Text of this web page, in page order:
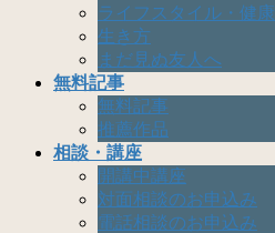
ライフスタイル・健康
生き方
まだ見ぬ友人へ
無料記事
無料記事
推薦作品
相談・講座
開講中講座
対面相談のお申込み
電話相談のお申込み